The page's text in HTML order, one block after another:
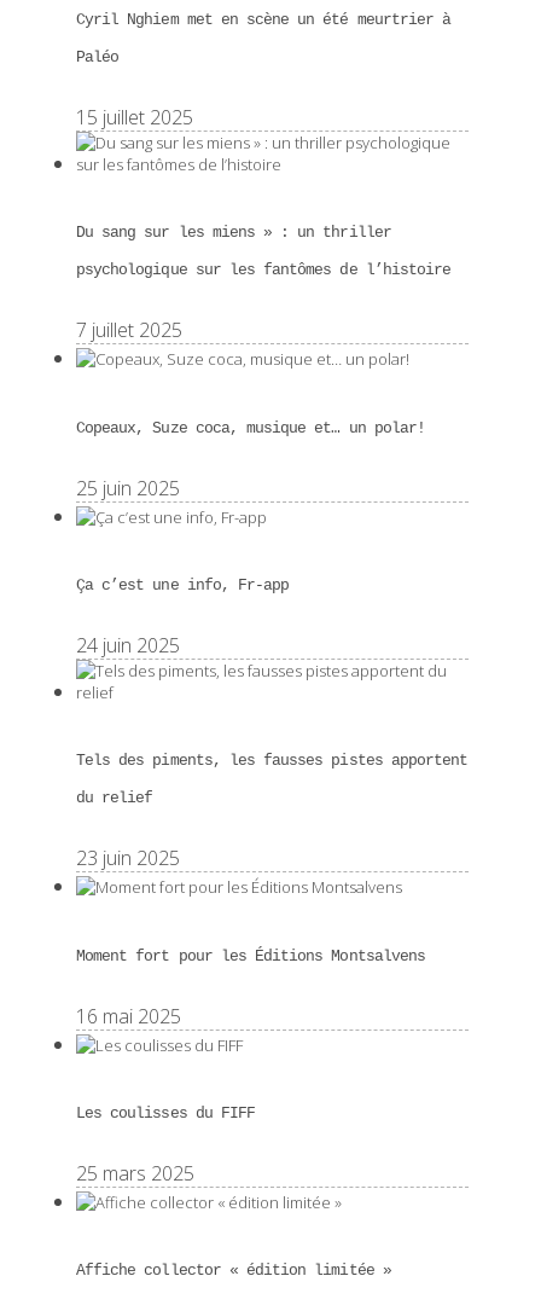
Cyril Nghiem met en scène un été meurtrier à
Paléo
15 juillet 2025
Du sang sur les miens » : un thriller
psychologique sur les fantômes de l’histoire
7 juillet 2025
Copeaux, Suze coca, musique et… un polar!
25 juin 2025
Ça c’est une info, Fr-app
24 juin 2025
Tels des piments, les fausses pistes apportent
du relief
23 juin 2025
Moment fort pour les Éditions Montsalvens
16 mai 2025
Les coulisses du FIFF
25 mars 2025
Affiche collector « édition limitée »